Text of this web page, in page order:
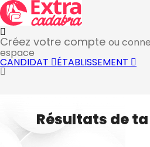
Créez votre compte ou
espace
CANDIDAT ÉTABLISSEMENT
Résultats de